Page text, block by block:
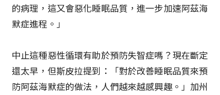
的病理，這又會惡化睡眠品質，進一步加速阿茲海
默症進程。」
中止這種惡性循環有助於預防失智症嗎？現在斷定
還太早，但斯皮拉提到：「對於改善睡眠品質來預
防阿茲海默症的做法，人們越來越感興趣。」加州